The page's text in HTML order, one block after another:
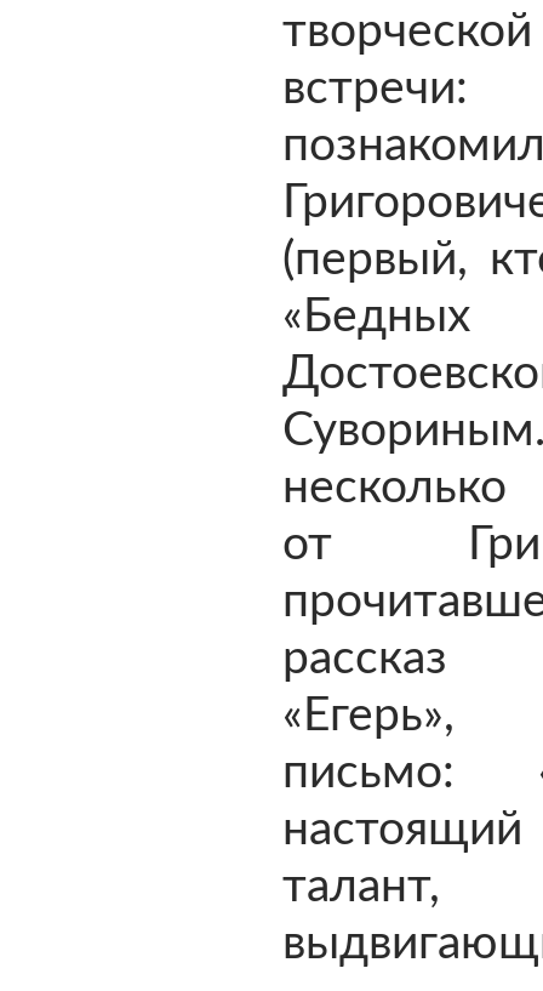
(первый,
«Бедных
от
рассказ
письмо:
настоящий
талант,